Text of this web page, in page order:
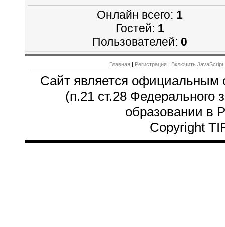
Онлайн всего: 1
Гостей: 1
Пользователей: 0
Главная | Регистрация | Включить JavaScript
Сайт является официальным
(п.21 ст.28 Федерального
образовании в
Copyright